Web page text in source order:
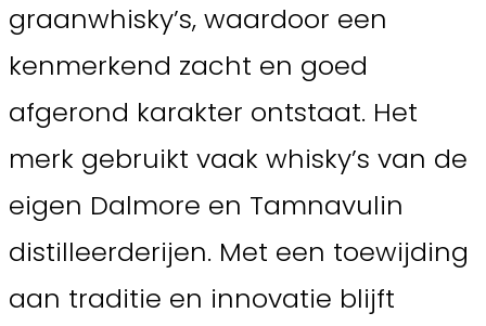
graanwhisky’s, waardoor een
kenmerkend zacht en goed
afgerond karakter ontstaat. Het
merk gebruikt vaak whisky’s van de
eigen Dalmore en Tamnavulin
distilleerderijen. Met een toewijding
aan traditie en innovatie blijft